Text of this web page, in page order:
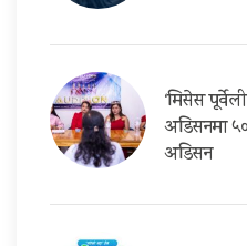
‘मिसेस
अडिसनमा
अडिसन